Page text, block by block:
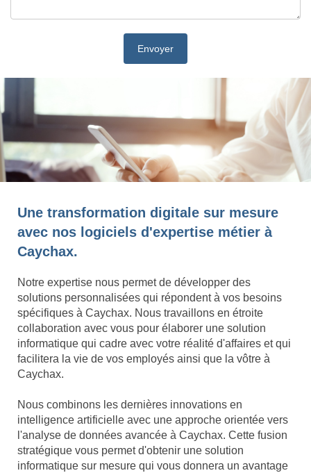
Une transformation digitale sur mesure
avec nos logiciels d'expertise métier à
Caychax.
Notre expertise nous permet de développer des
solutions personnalisées qui répondent à vos besoins
spécifiques à Caychax. Nous travaillons en étroite
collaboration avec vous pour élaborer une solution
informatique qui cadre avec votre réalité d'affaires et qui
facilitera la vie de vos employés ainsi que la vôtre à
Caychax.
Nous combinons les dernières innovations en
intelligence artificielle avec une approche orientée vers
l'analyse de données avancée à Caychax. Cette fusion
stratégique vous permet d'obtenir une solution
informatique sur mesure qui vous donnera un avantage